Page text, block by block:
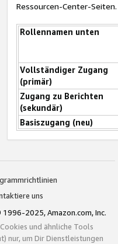
Ressourcen-Center-
Rollennamen unten
Vollständiger Zugang
(primär)
Zugang zu Berichten
(sekundär)
Basiszugang (neu)
uns
2025, Amazon.com, Inc.
und ähnliche Tools
nur, um Dir Dienstleistungen